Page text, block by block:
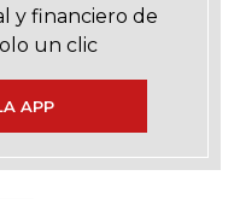
y financiero de
un clic
APP